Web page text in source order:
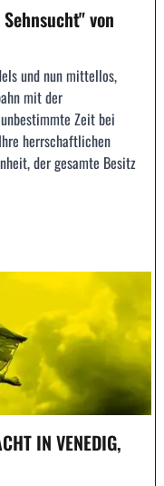
von
und nun mittellos,
mit der
Zeit bei
herrschaftlichen
der gesamte Besitz
IN VENEDIG,